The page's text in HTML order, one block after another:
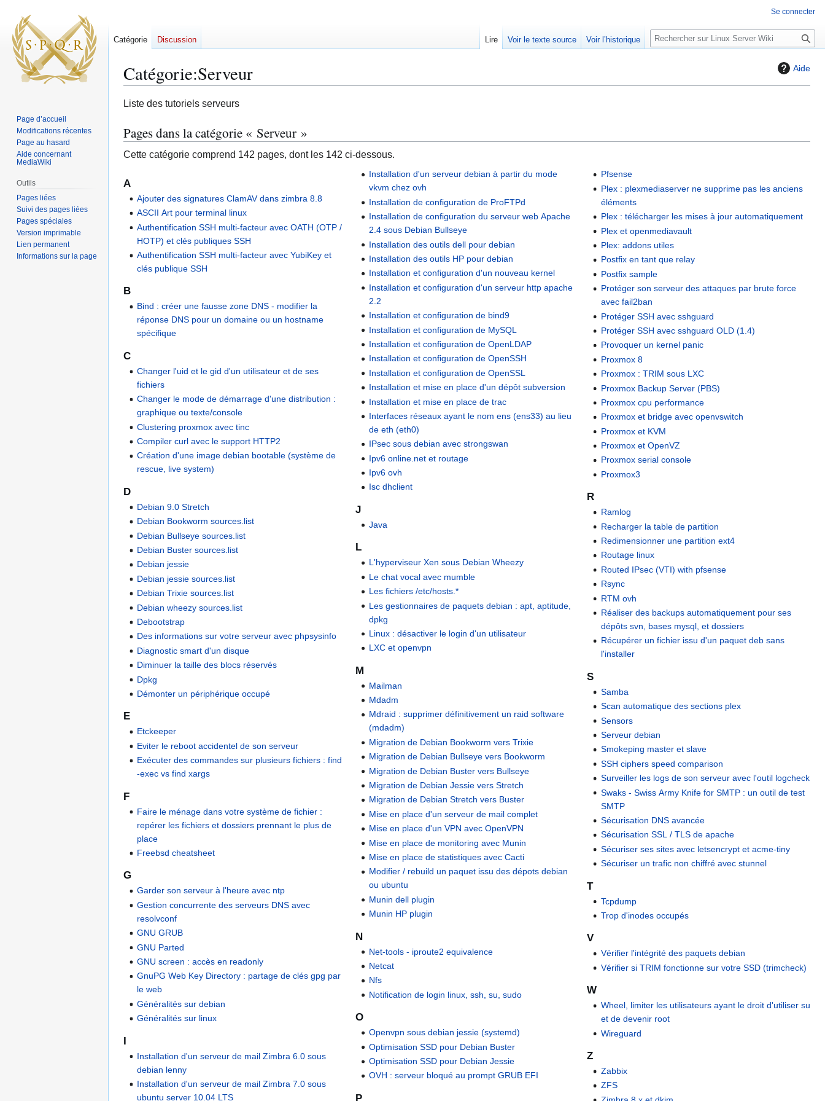
Aide
Catégorie:Serveur
Aller
la
navigation
Aller
la
recherche
Liste des tutoriels serveurs
Pages dans la catégorie « Serveur »
Cette catégorie comprend 142 pages, dont les 142 ci-dessous.
A
Ajouter des signatures ClamAV dans zimbra 8.8
ASCII Art pour terminal linux
Authentification SSH multi-facteur avec OATH (OTP /
HOTP) et clés publiques SSH
Authentification SSH multi-facteur avec YubiKey et
clés publique SSH
B
Bind : créer une fausse zone DNS - modifier la
réponse DNS pour un domaine ou un hostname
spécifique
C
Changer l'uid et le gid d'un utilisateur et de ses
fichiers
Changer le mode de démarrage d'une distribution :
graphique ou texte/console
Clustering proxmox avec tinc
Compiler curl avec le support HTTP2
Création d'une image debian bootable (système de
rescue, live system)
D
Debian 9.0 Stretch
Debian Bookworm sources.list
Debian Bullseye sources.list
Debian Buster sources.list
Debian jessie
Debian jessie sources.list
Debian Trixie sources.list
Debian wheezy sources.list
Debootstrap
Des informations sur votre serveur avec phpsysinfo
Diagnostic smart d'un disque
Diminuer la taille des blocs réservés
Dpkg
Démonter un périphérique occupé
E
Etckeeper
Eviter le reboot accidentel de son serveur
Exécuter des commandes sur plusieurs fichiers : find
-exec vs find xargs
F
Faire le ménage dans votre système de fichier :
repérer les fichiers et dossiers prennant le plus de
place
Freebsd cheatsheet
G
Garder son serveur à l'heure avec ntp
Gestion concurrente des serveurs DNS avec
resolvconf
GNU GRUB
GNU Parted
GNU screen : accès en readonly
GnuPG Web Key Directory : partage de clés gpg par
le web
Généralités sur debian
Généralités sur linux
I
Installation d'un serveur de mail Zimbra 6.0 sous
debian lenny
Installation d'un serveur de mail Zimbra 7.0 sous
ubuntu server 10.04 LTS
Installation d'un serveur debian à partir du mode
vkvm chez ovh
Installation de configuration de ProFTPd
Installation de configuration du serveur web Apache
2.4 sous Debian Bullseye
Installation des outils dell pour debian
Installation des outils HP pour debian
Installation et configuration d'un nouveau kernel
Installation et configuration d'un serveur http apache
2.2
Installation et configuration de bind9
Installation et configuration de MySQL
Installation et configuration de OpenLDAP
Installation et configuration de OpenSSH
Installation et configuration de OpenSSL
Installation et mise en place d'un dépôt subversion
Installation et mise en place de trac
Interfaces réseaux ayant le nom ens (ens33) au lieu
de eth (eth0)
IPsec sous debian avec strongswan
Ipv6 online.net et routage
Ipv6 ovh
Isc dhclient
J
Java
L
L'hyperviseur Xen sous Debian Wheezy
Le chat vocal avec mumble
Les fichiers /etc/hosts.*
Les gestionnaires de paquets debian : apt, aptitude,
dpkg
Linux : désactiver le login d'un utilisateur
LXC et openvpn
M
Mailman
Mdadm
Mdraid : supprimer définitivement un raid software
(mdadm)
Migration de Debian Bookworm vers Trixie
Migration de Debian Bullseye vers Bookworm
Migration de Debian Buster vers Bullseye
Migration de Debian Jessie vers Stretch
Migration de Debian Stretch vers Buster
Mise en place d'un serveur de mail complet
Mise en place d'un VPN avec OpenVPN
Mise en place de monitoring avec Munin
Mise en place de statistiques avec Cacti
Modifier / rebuild un paquet issu des dépots debian
ou ubuntu
Munin dell plugin
Munin HP plugin
N
Net-tools - iproute2 equivalence
Netcat
Nfs
Notification de login linux, ssh, su, sudo
O
Openvpn sous debian jessie (systemd)
Optimisation SSD pour Debian Buster
Optimisation SSD pour Debian Jessie
OVH : serveur bloqué au prompt GRUB EFI
P
Pfsense
Plex : plexmediaserver ne supprime pas les anciens
éléments
Plex : télécharger les mises à jour automatiquement
Plex et openmediavault
Plex: addons utiles
Postfix en tant que relay
Postfix sample
Protéger son serveur des attaques par brute force
avec fail2ban
Protéger SSH avec sshguard
Protéger SSH avec sshguard OLD (1.4)
Provoquer un kernel panic
Proxmox 8
Proxmox : TRIM sous LXC
Proxmox Backup Server (PBS)
Proxmox cpu performance
Proxmox et bridge avec openvswitch
Proxmox et KVM
Proxmox et OpenVZ
Proxmox serial console
Proxmox3
R
Ramlog
Recharger la table de partition
Redimensionner une partition ext4
Routage linux
Routed IPsec (VTI) with pfsense
Rsync
RTM ovh
Réaliser des backups automatiquement pour ses
dépôts svn, bases mysql, et dossiers
Récupérer un fichier issu d'un paquet deb sans
l'installer
S
Samba
Scan automatique des sections plex
Sensors
Serveur debian
Smokeping master et slave
SSH ciphers speed comparison
Surveiller les logs de son serveur avec l'outil logcheck
Swaks - Swiss Army Knife for SMTP : un outil de test
SMTP
Sécurisation DNS avancée
Sécurisation SSL / TLS de apache
Sécuriser ses sites avec letsencrypt et acme-tiny
Sécuriser un trafic non chiffré avec stunnel
T
Tcpdump
Trop d'inodes occupés
V
Vérifier l'intégrité des paquets debian
Vérifier si TRIM fonctionne sur votre SSD (trimcheck)
W
Wheel, limiter les utilisateurs ayant le droit d'utiliser su
et de devenir root
Wireguard
Z
Zabbix
ZFS
Se connecter
Catégorie Discussion Lire Voir le texte source Voir l’historique
R
e
e
Page d’accueil
Modifications récentes
Page au hasard
Aide concernant
MediaWiki
Outils
Pages liées
Suivi des pages liées
Pages spéciales
Version imprimable
Lien permanent
Informations sur la page